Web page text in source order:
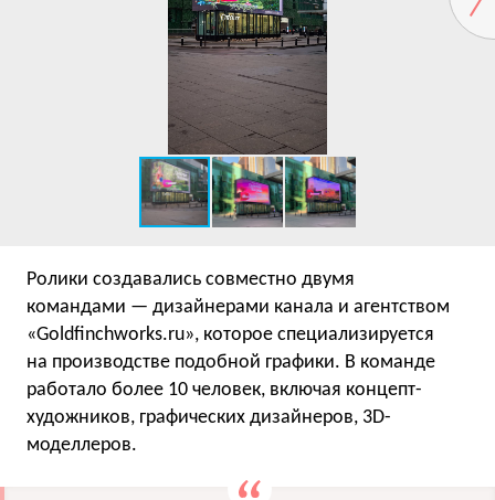
Ролики создавались совместно двумя
командами — дизайнерами канала и агентством
«Goldfinchworks.ru», которое специализируется
на производстве подобной графики. В команде
работало более 10 человек, включая концепт-
художников, графических дизайнеров, 3D-
моделлеров.